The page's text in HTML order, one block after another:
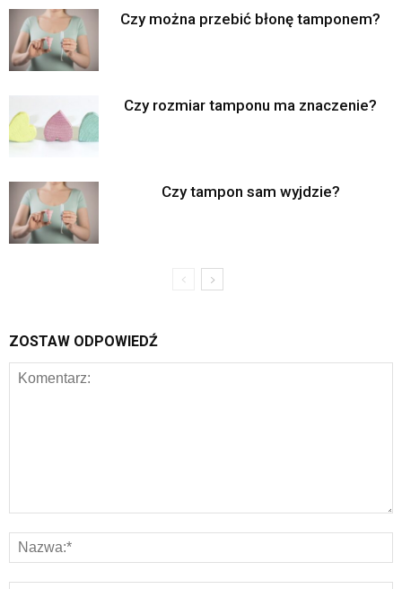
Czy można przebić błonę tamponem?
Czy rozmiar tamponu ma znaczenie?
Czy tampon sam wyjdzie?
ZOSTAW ODPOWIEDŹ